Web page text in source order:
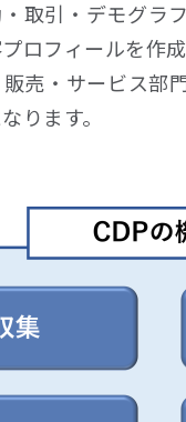
取引・デモグ
ロフィールを作成
売・サービス
ります。